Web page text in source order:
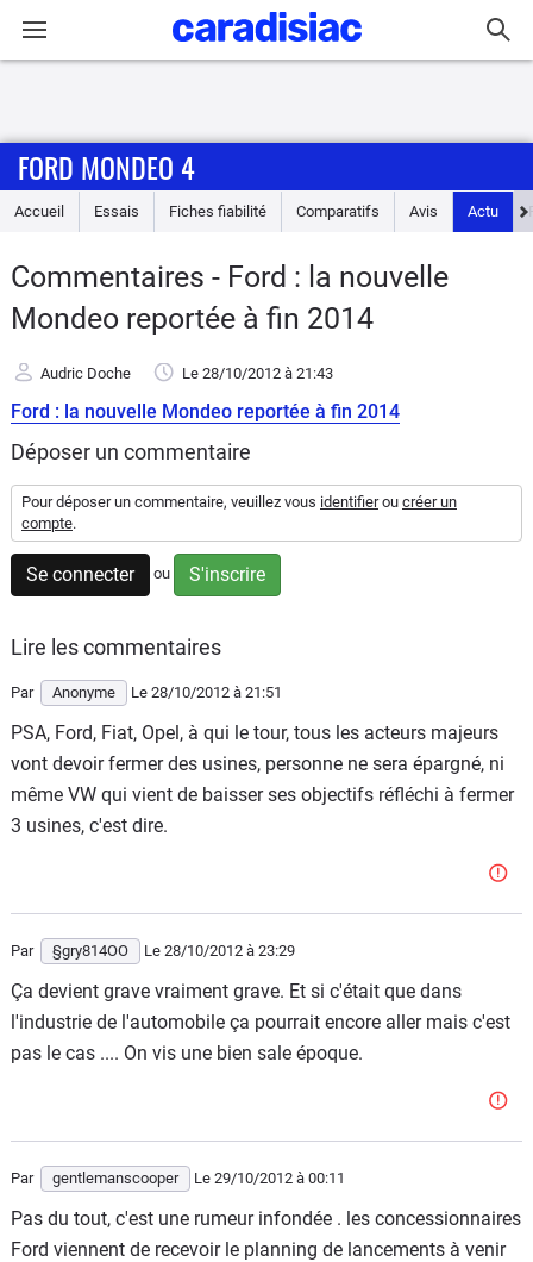
Accueil
Essais
d'achat
Electriques
Utilitaires
Flottes
Auto
Services
Forum
Moto
Marques
FORD MONDEO 4
Accueil Essais Fiches fiabilité Comparatifs Avis Actu
Commentaires - Ford : la nouvelle
Mondeo reportée à fin 2014
Audric Doche Le 28/10/2012 à 21:43
Ford : la nouvelle Mondeo reportée à fin 2014
Déposer un commentaire
Pour déposer un commentaire, veuillez vous identifierou créer un
compte.
Se connecter ou S'inscrire
Lire les commentaires
Par Anonyme Le 28/10/2012 à 21:51
PSA, Ford, Fiat, Opel, à qui le tour, tous les acteurs majeurs
vont devoir fermer des usines, personne ne sera épargné, ni
même VW qui vient de baisser ses objectifs réfléchi à fermer
3 usines, c'est dire.
Par §gry814OO Le 28/10/2012 à 23:29
Ça devient grave vraiment grave. Et si c'était que dans
l'industrie de l'automobile ça pourrait encore aller mais c'est
pas le cas .... On vis une bien sale époque.
Par gentlemanscooper Le 29/10/2012 à 00:11
Pas du tout, c'est une rumeur infondée . les concessionnaires
Ford viennent de recevoir le planning de lancements à venir